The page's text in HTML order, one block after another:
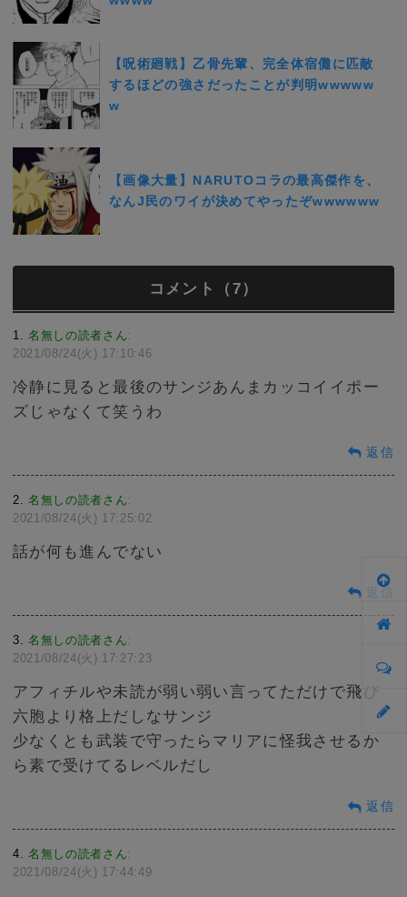
【呪術廻戦】乙骨先輩、完全体宿儺に匹敵
するほどの強さだったことが判明wwwww
w
【画像大量】NARUTOコラの最高傑作を、
なんJ民のワイが決めてやったぞwwwwww
コメント（7）
1 名無しの読者さん:
2021/08/24(火) 17:10:46
冷静に見ると最後のサンジあんまカッコイイポー
ズじゃなくて笑うわ
返信
2 名無しの読者さん:
2021/08/24(火) 17:25:02
話が何も進んでない
返信
3 名無しの読者さん:
2021/08/24(火) 17:27:23
アフィチルや未読が弱い弱い言ってただけで飛び
六胞より格上だしなサンジ
少なくとも武装で守ったらマリアに怪我させるか
ら素で受けてるレベルだし
返信
4 名無しの読者さん:
2021/08/24(火) 17:44:49